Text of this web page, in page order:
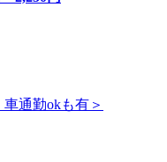
通勤okも有＞